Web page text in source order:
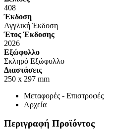
408
Έκδοση
Αγγλική Έκδοση
Έτος Έκδοσης
2026
Εξώφυλλο
Σκληρό Εξώφυλλο
Διαστάσεις
250 x 297 mm
Μεταφορές - Επιστροφές
Αρχεία
Περιγραφή Προϊόντος